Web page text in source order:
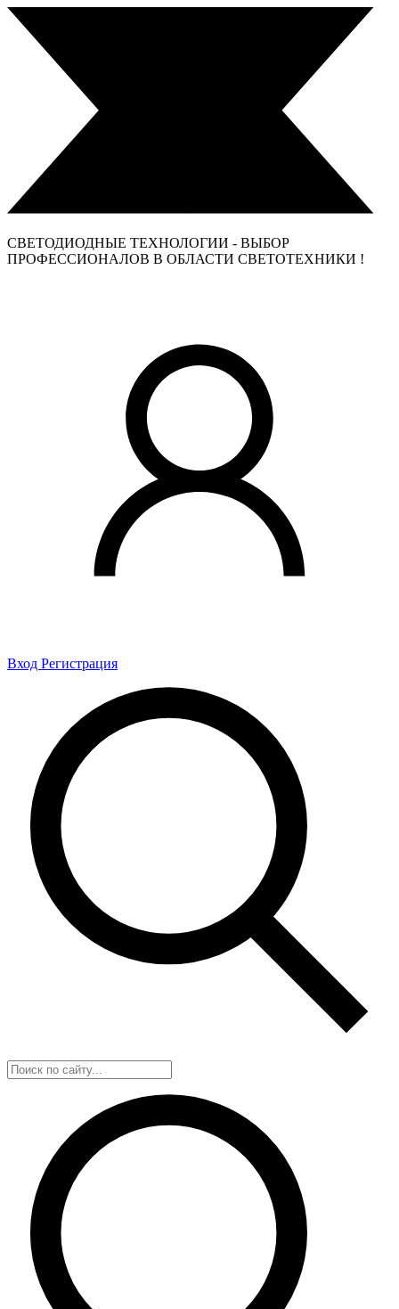
СВЕТОДИОДНЫЕ ТЕХНОЛОГИИ - ВЫБОР
ПРОФЕССИОНАЛОВ В ОБЛАСТИ СВЕТОТЕХНИКИ !
Вход Регистрация